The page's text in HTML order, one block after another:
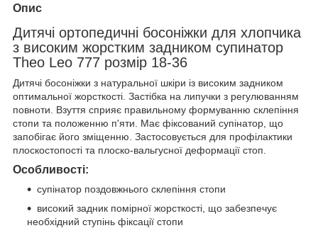
Опис
Дитячі ортопедичні босоніжки для хлопчика
з високим жорстким задником супинатор
Theo Leo 777 розмір 18-36
Дитячі босоніжки з натуральної шкіри із високим задником
оптимальної жорсткості. Застібка на липучки з регулюванням
повноти. Взуття сприяє правильному формуванню склепіння
стопи та положенню п'яти. Має фіксований супінатор, що
запобігає його зміщенню. Застосовується для профілактики
плоскостопості та плоско-вальгусної деформації стоп.
Особливості:
супінатор поздовжнього склепіння стопи
високий задник помірної жорсткості, що забезпечує
необхідний ступінь фіксації стопи